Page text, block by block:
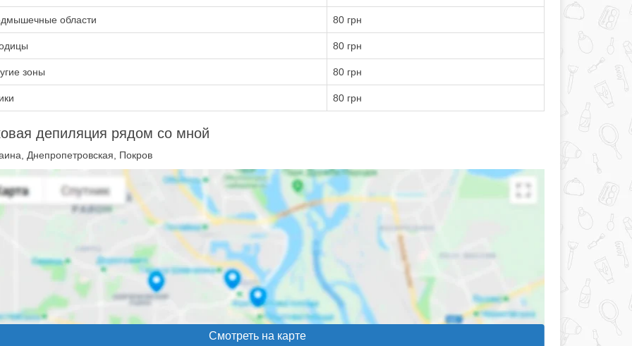
области 80 грн
80 грн
зоны 80 грн
80 грн
депиляция рядом со мной
Днепропетровская, Покров
Смотреть на карте